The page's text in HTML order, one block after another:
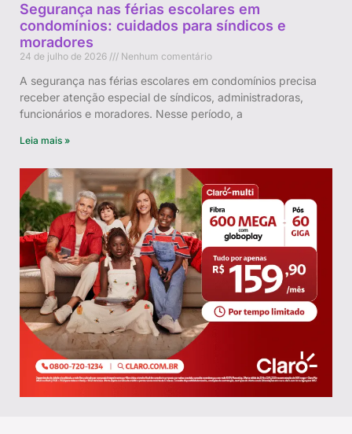
Segurança nas férias escolares em
condomínios: cuidados para síndicos e
moradores
24 de julho de 2026 Nenhum comentário
A segurança nas férias escolares em condomínios precisa
receber atenção especial de síndicos, administradoras,
funcionários e moradores. Nesse período, a
Leia mais »